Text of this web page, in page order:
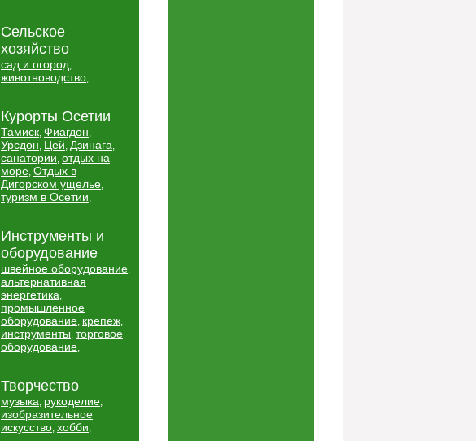
Сельское
хозяйство
сад и огород,
животноводство,
Курорты Осетии
Тамиск, Фиагдон,
Урсдон, Цей, Дзинага,
санатории, отдых на
море, Отдых в
Дигорском ущелье,
туризм в Осетии,
Инструменты и
оборудование
швейное оборудование,
альтернативная
энергетика,
промышленное
оборудование, крепеж,
инструменты, торговое
оборудование,
Творчество
музыка, рукоделие,
изобразительное
искусство, хобби,